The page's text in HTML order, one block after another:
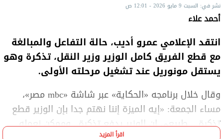
نشر في: السبت 9 مايو 2026 - 12:01 ص
أحمد علاء
انتقد الإعلامي عمرو أديب، حالة التفاعل والمبالغة
مع قطع الفريق كامل الوزير وزير النقل، تذكرة وهو
يستقل مونوريل عند تشغيل مرحلته الأولى.
وقال خلال برنامجه «الحكاية» عبر شاشة «mbc مصر»،
مساء الجمعة: «إيه الميزة إننا نهتم جدا بإن الوزير قطع
تذكرة .. طبيعي إن الوزير يدفع تذكرة.. وممكن نعمله
اقرأ المزيد